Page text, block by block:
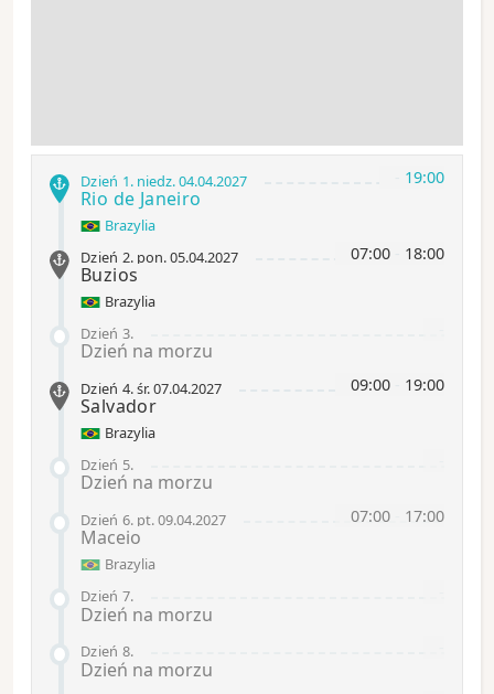
19:00
Dzień 1. niedz.04.04.2027
Rio de Janeiro
Brazylia
07:00 18:00
Dzień 2. pon.05.04.2027
Buzios
Brazylia
Dzień 3.
Dzień na morzu
09:00 19:00
Dzień 4.śr.07.04.2027
Salvador
Brazylia
Dzień 5.
Dzień na morzu
07:00 17:00
Dzień 6. pt.09.04.2027
Maceio
Brazylia
Dzień 7.
Dzień na morzu
Dzień 8.
Dzień na morzu